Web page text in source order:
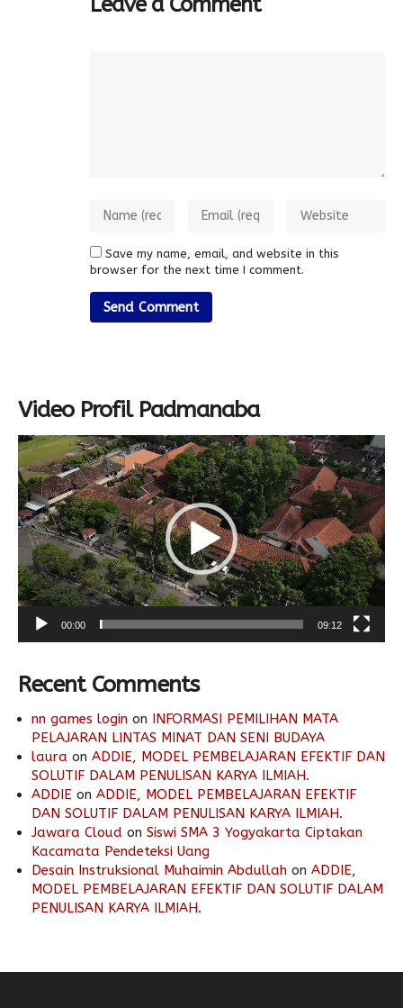
Save my name, email, and website in this
browser for the next time I comment.
Video Profil Padmanaba
Video
Player
00:00 09:12
Recent Comments
nn games login on INFORMASI PEMILIHAN MATA
PELAJARAN LINTAS MINAT DAN SENI BUDAYA
laura on ADDIE, MODEL PEMBELAJARAN EFEKTIF DAN
SOLUTIF DALAM PENULISAN KARYA ILMIAH.
ADDIE on ADDIE, MODEL PEMBELAJARAN EFEKTIF
DAN SOLUTIF DALAM PENULISAN KARYA ILMIAH.
Jawara Cloud on Siswi SMA 3 Yogyakarta Ciptakan
Kacamata Pendeteksi Uang
Desain Instruksional Muhaimin Abdullah on ADDIE,
MODEL PEMBELAJARAN EFEKTIF DAN SOLUTIF DALAM
PENULISAN KARYA ILMIAH.